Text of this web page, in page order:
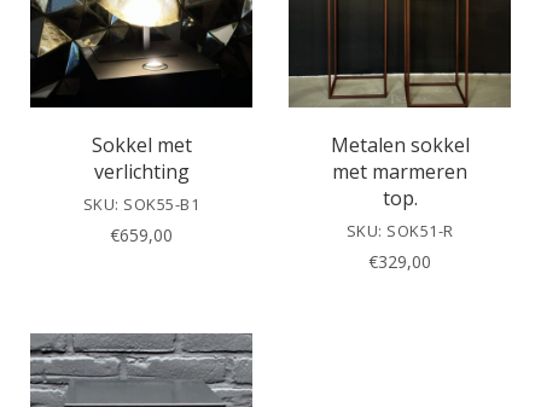
Sokkel met
verlichting
SKU: SOK55-B1
€659,00
Metalen sokkel
met marmeren
top.
SKU: SOK51-R
€329,00